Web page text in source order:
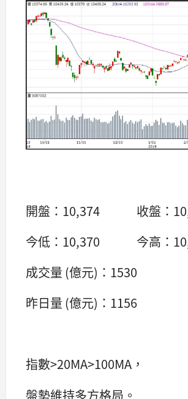
開盤：10,374 收盤
今低：10,370 今高
成交量 (億元)：1530
昨日量 (億元)：1156
指數>20MA>100MA，
盤勢維持多方格局。